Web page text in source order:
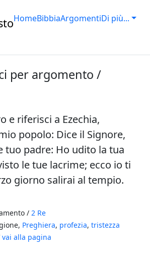
HomeBibbiaArgomentiDi più...
per argomento /
e riferisci a Ezechia,
popolo: Dice il Signore,
tuo padre: Ho udito la tua
le tue lacrime; ecco io ti
giorno salirai al tempio.
/ 2 Re
Preghiera, profezia, tristezza
vai alla pagina